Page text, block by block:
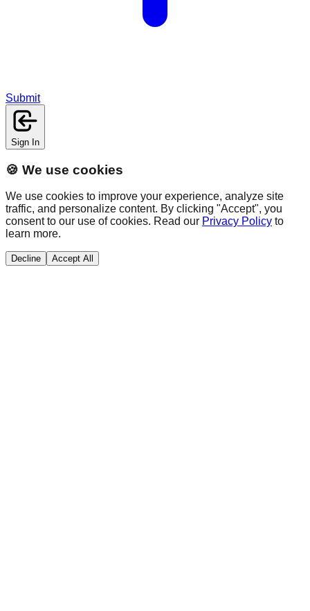
Submit
Sign In
🍪 We use cookies
We use cookies to improve your experience, analyze site
traffic, and personalize content. By clicking "Accept", you
consent to our use of cookies. Read our Privacy Policy to
learn more.
Decline Accept All